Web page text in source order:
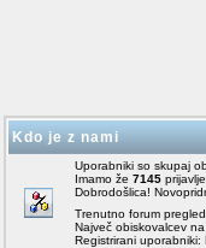
Kdo je z nami
Uporabniki so skupaj
Imamo že 7145
Dobrodošlica!
Trenutno forum
Največ obiskovalcev
Registrirani uporabniki: